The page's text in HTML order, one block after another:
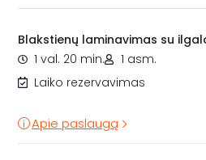
Blakstienų laminavimas su
1 val. 20 min.
1 asm.
Laiko rezervavimas
Apie paslaugą